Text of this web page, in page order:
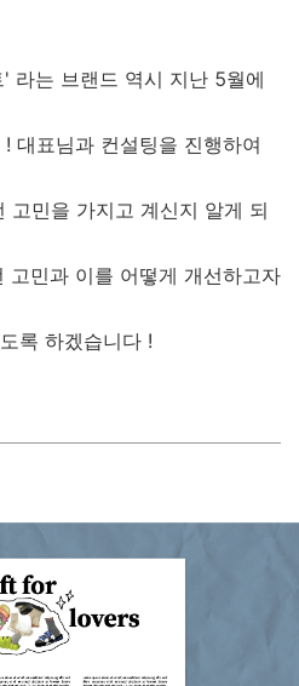
라는 브랜드 역시 지난 5월에
대표님과 컨설팅을 진행하여
고민을 가지고 계신지 알게 되
고민과 이를 어떻게 개선하고자
록 하겠습니다 !